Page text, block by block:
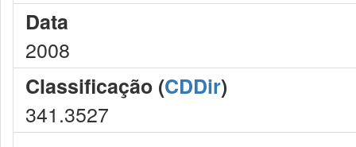
Data
2008
Classificação (CDDir)
341.3527